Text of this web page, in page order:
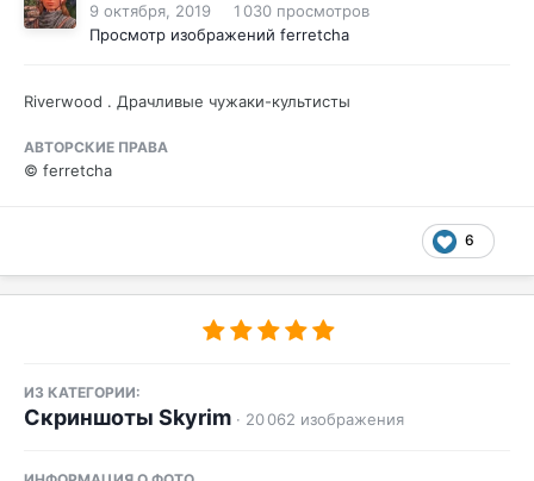
9 октября, 2019
1 030 просмотров
Просмотр изображений ferretcha
Riverwood . Драчливые чужаки-культисты
АВТОРСКИЕ ПРАВА
© ferretcha
6
ИЗ КАТЕГОРИИ:
Скриншоты Skyrim · 20 062 изображения